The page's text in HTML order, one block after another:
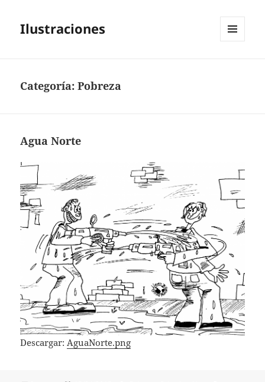
Ilustraciones
Categoría:Pobreza
Agua Norte
Descargar:AguaNorte.png